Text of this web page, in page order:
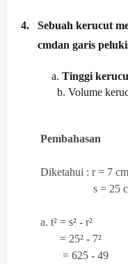
4.
Sebuah kerucut
cmdan garis
a. Tinggi
b. Volume
Pembahasan
Diketahui : r = 7 cm
s = 25
a. t² = s² - r²
= 25² - 7²
= 625 - 49